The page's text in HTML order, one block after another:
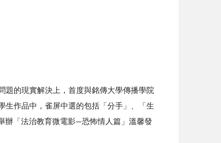
題的現實解決上，首度與銘傳大學傳播學院
生作品中，雀屏中選的包括「分手」、「生
辦「法治教育微電影—恐怖情人篇」溫馨發